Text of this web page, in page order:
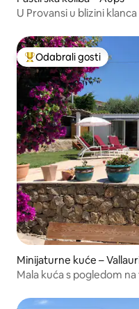
U Provansi u blizini
Među najviše
Odabrali gosti
Minijaturne kuće –
Mala kuća s pogledom